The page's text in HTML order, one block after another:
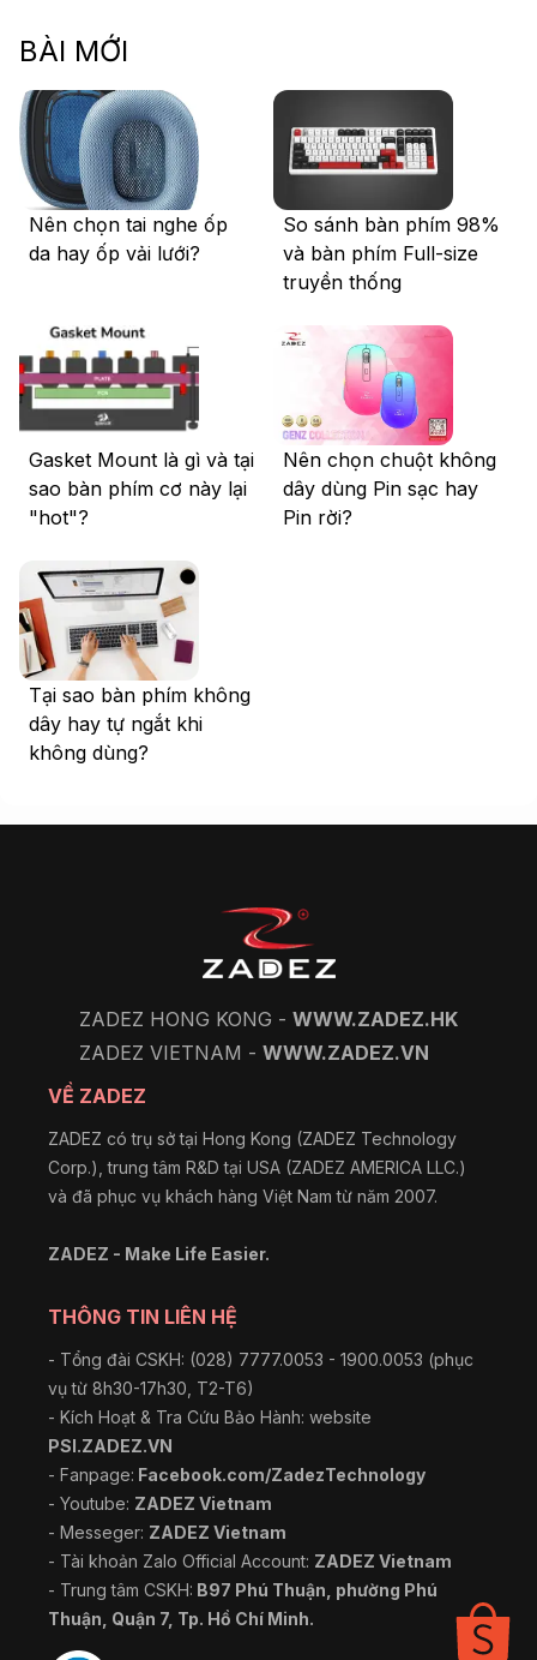
BÀI MỚI
Nên chọn tai nghe ốp
da hay ốp vải lưới?
So sánh bàn phím 98%
và bàn phím Full-size
truyền thống
Gasket Mount là gì và tại
sao bàn phím cơ này lại
"hot"?
Nên chọn chuột không
dây dùng Pin sạc hay
Pin rời?
Tại sao bàn phím không
dây hay tự ngắt khi
không dùng?
ZADEZ HONG KONG - WWW.ZADEZ.HK
ZADEZ VIETNAM - WWW.ZADEZ.VN
VỀ ZADEZ
ZADEZ có trụ sở tại Hong Kong (ZADEZ Technology
Corp.), trung tâm R&D tại USA (ZADEZ AMERICA LLC.)
và đã phục vụ khách hàng Việt Nam từ năm 2007.
ZADEZ - Make Life Easier.
THÔNG TIN LIÊN HỆ
- Tổng đài CSKH: (028) 7777.0053 - 1900.0053 (phục
vụ từ 8h30-17h30, T2-T6)
- Kích Hoạt & Tra Cứu Bảo Hành: website
PSI.ZADEZ.VN
- Fanpage: Facebook.com/ZadezTechnology
- Youtube: ZADEZ Vietnam
- Messeger: ZADEZ Vietnam
- Tài khoản Zalo Official Account: ZADEZ Vietnam
- Trung tâm CSKH: B97 Phú Thuận, phường Phú
Thuận, Quận 7, Tp. Hồ Chí Minh.